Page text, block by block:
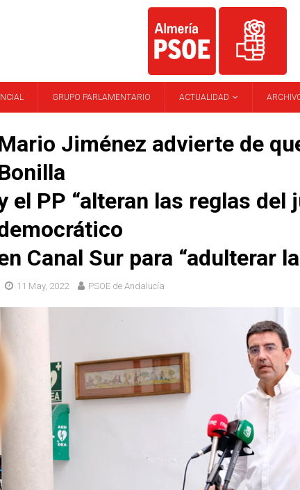
GRUPO PARLAMENTARIO ACTUALIDAD
Jiménez advierte de
el PP “alteran las reglas del
Canal Sur para “adulterar
11 May, 2022 PSOE de Andalucía